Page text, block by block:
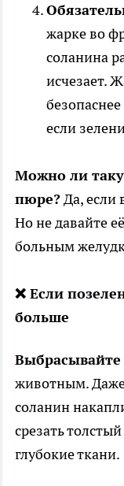
жарке во
соланина
исчезает.
если
Можно ли
пюре?Да, если
Но не давайте
больным
❌ Если
больше
Выбрасывайте
животным.
соланин
срезать
глубокие ткани.